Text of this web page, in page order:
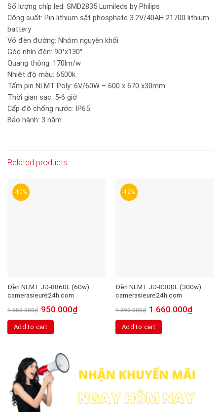
Số lượng chíp led: SMD2835 Lumileds by Philips
Công suất: Pin lithium sắt phosphate 3.2V/40AH 21700 lithium
battery
Vỏ đèn đường: Nhôm nguyên khối
Góc nhìn đèn: 90°x130°
Quang thông: 170lm/w
Nhiệt độ màu: 6500k
Tấm pin NLMT Poly: 6V/60W – 600 x 670 x30mm
Thời gian sạc: 5-6 giờ
Cấp độ chống nước: IP65
Bảo hành: 3 năm
Related products
-10%
Đèn NLMT JD-8860L (60w)
camerasieure24h.com
1.050.000₫ 950.000₫
Add to cart
-12%
Đèn NLMT JD-8300L (300w)
camerasieure24h.com
1.890.000₫ 1.660.000₫
Add to cart